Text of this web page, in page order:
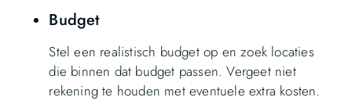
Budget
Stel een realistisch budget op en zoek locaties
die binnen dat budget passen. Vergeet niet
rekening te houden met eventuele extra kosten.